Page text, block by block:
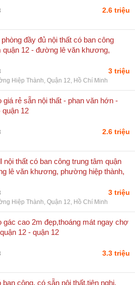
2.6 triệu
đầy đủ nội thất có ban công
quận 12 - đường lê văn khương,
thành, quận 12, hồ chí minh
3 triệu
Hiệp Thành, Quận 12, Hồ Chí Minh
giá rẻ sẵn nội thất - phan văn hớn -
quận 12
2.6 triệu
nội thất có ban công trung tâm quận
lê văn khương, phường hiệp thành,
chí minh
3 triệu
Hiệp Thành, Quận 12, Hồ Chí Minh
gác cao 2m đẹp,thoáng mát ngay chợ
12 - quận 12
3.3 triệu
ban công, có sẵn nội thất,tiện nghi,